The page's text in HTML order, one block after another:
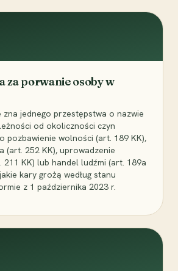
za porwanie osoby w
zna jednego przestępstwa o nazwie
od okoliczności czyn
pozbawienie wolności (art. 189 KK),
(art. 252 KK), uprowadzenie
211 KK) lub handel ludźmi (art. 189a
kary grożą według stanu
z 1 października 2023 r.